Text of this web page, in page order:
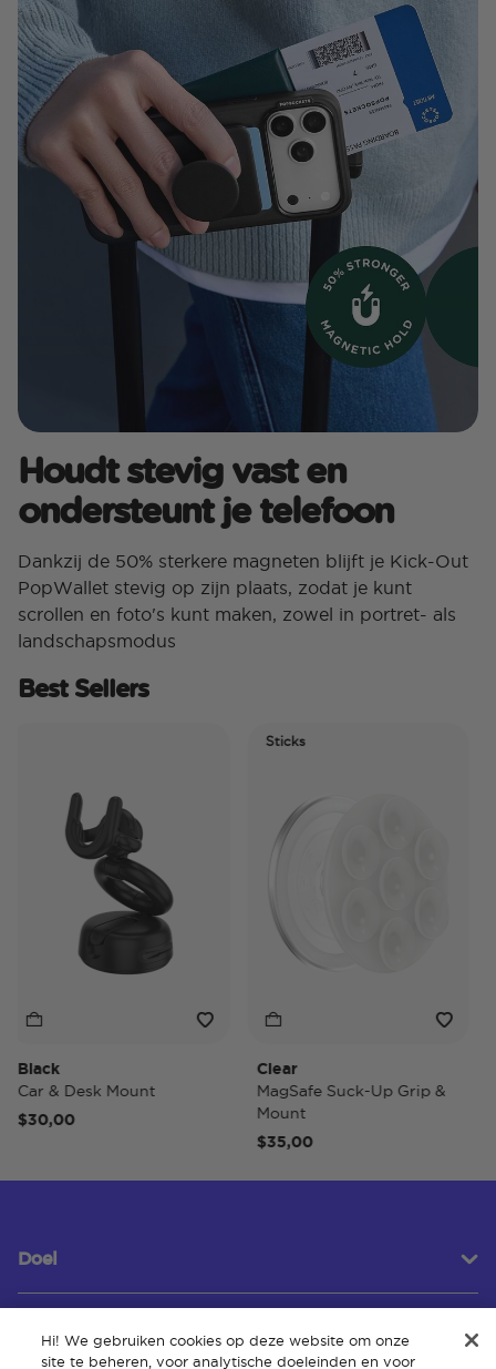
Houdt stevig vast en
ondersteunt je telefoon
Dankzij de 50% sterkere magneten blijft je Kick-Out
PopWallet stevig op zijn plaats, zodat je kunt
scrollen en foto's kunt maken, zowel in portret- als
landschapsmodus
Best Sellers
& Desk Mount
Sticks
Clear
MagSafe Suck-Up Grip &
Mount
$35,00
Doel
Klantenservice
Hi! We gebruiken cookies op deze website om onze
site te beheren, voor analytische doeleinden en voor